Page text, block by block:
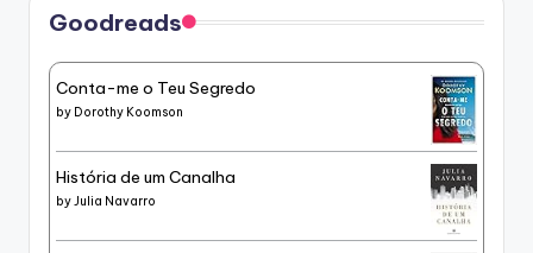
Goodreads
Conta-me o Teu Segredo
by Dorothy Koomson
História de um Canalha
byJulia Navarro